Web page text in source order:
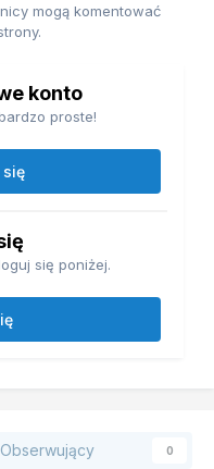
mogą komentować
konto
proste!
się poniżej.
Obserwujący 0